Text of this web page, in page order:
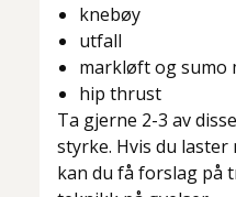
knebøy
utfall
markløft og sumo
hip thrust
Ta gjerne 2-3 av
styrke. Hvis du
kan du få forslag på